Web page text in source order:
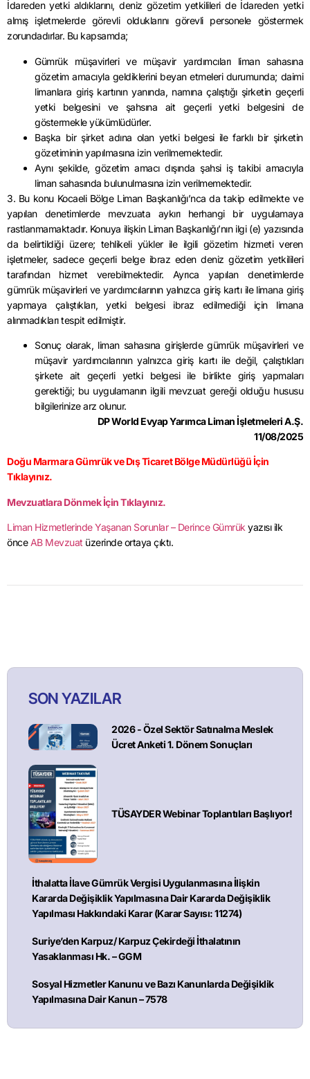
İdareden yetki aldıklarını, deniz gözetim yetkilileri de İdareden yetki
almış işletmelerde görevli olduklarını görevli personele göstermek
zorundadırlar. Bu kapsamda;
Gümrük müşavirleri ve müşavir yardımcıları liman sahasına
gözetim amacıyla geldiklerini beyan etmeleri durumunda; daimi
limanlara giriş kartının yanında, namına çalıştığı şirketin geçerli
yetki belgesini ve şahsına ait geçerli yetki belgesini de
göstermekle yükümlüdürler.
Başka bir şirket adına olan yetki belgesi ile farklı bir şirketin
gözetiminin yapılmasına izin verilmemektedir.
Aynı şekilde, gözetim amacı dışında şahsi iş takibi amacıyla
liman sahasında bulunulmasına izin verilmemektedir.
3. Bu konu Kocaeli Bölge Liman Başkanlığı’nca da takip edilmekte ve
yapılan denetimlerde mevzuata aykırı herhangi bir uygulamaya
rastlanmamaktadır. Konuya ilişkin Liman Başkanlığı’nın ilgi (e) yazısında
da belirtildiği üzere; tehlikeli yükler ile ilgili gözetim hizmeti veren
işletmeler, sadece geçerli belge ibraz eden deniz gözetim yetkilileri
tarafından hizmet verebilmektedir. Ayrıca yapılan denetimlerde
gümrük müşavirleri ve yardımcılarının yalnızca giriş kartı ile limana giriş
yapmaya çalıştıkları, yetki belgesi ibraz edilmediği için limana
alınmadıkları tespit edilmiştir.
Sonuç olarak, liman sahasına girişlerde gümrük müşavirleri ve
müşavir yardımcılarının yalnızca giriş kartı ile değil, çalıştıkları
şirkete ait geçerli yetki belgesi ile birlikte giriş yapmaları
gerektiği; bu uygulamanın ilgili mevzuat gereği olduğu hususu
bilgilerinize arz olunur.
DP World Evyap Yarımca Liman İşletmeleri A.Ş.
11/08/2025
Doğu Marmara Gümrük ve Dış Ticaret Bölge Müdürlüğü İçin
Tıklayınız.
Mevzuatlara Dönmek İçin Tıklayınız.
Liman Hizmetlerinde Yaşanan Sorunlar – Derince Gümrük yazısı ilk
önce AB Mevzuat üzerinde ortaya çıktı.
SON YAZILAR
2026 - Özel Sektör Satınalma Meslek
Ücret Anketi 1. Dönem Sonuçları
TÜSAYDER Webinar Toplantıları Başlıyor!
İthalatta İlave Gümrük Vergisi Uygulanmasına İlişkin
Kararda Değişiklik Yapılmasına Dair Kararda Değişiklik
Yapılması Hakkındaki Karar (Karar Sayısı: 11274)
Suriye’den Karpuz/ Karpuz Çekirdeği İthalatının
Yasaklanması Hk. – GGM
Sosyal Hizmetler Kanunu ve Bazı Kanunlarda Değişiklik
Yapılmasına Dair Kanun – 7578